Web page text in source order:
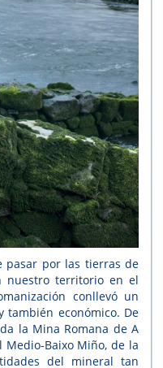
pasar por las tierras de
nuestro territorio en el
conllevó un
también económico. De
la Mina Romana de A
Medio-Baixo Miño, de la
del mineral tan